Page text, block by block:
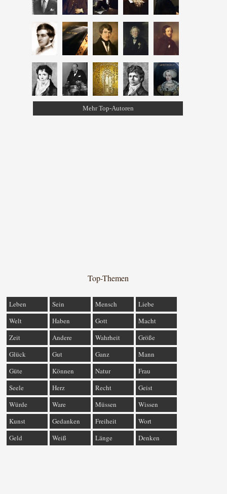
Mehr Top-Autoren
Top-Themen
Leben Sein Mensch
Liebe
Welt
Haben Gott
Macht
Zeit
Andere Wahrheit
Größe
Glück
Gut Ganz
Mann
Güte
Können Natur
Frau
Seele
Herz Recht
Geist
Würde
Ware Müssen
Wissen
Kunst
Gedanken Freiheit
Wort
Geld
Weiß Länge Denken